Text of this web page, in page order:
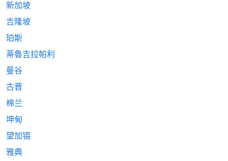
新加坡
吉隆坡
珀斯
蒂魯吉拉帕利
曼谷
古晋
棉兰
坤甸
望加锡
雅典